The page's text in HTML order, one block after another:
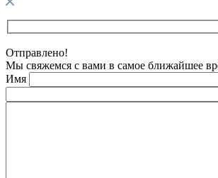
Отправлено!
Мы свяжемся с вами в самое ближайшее
Имя